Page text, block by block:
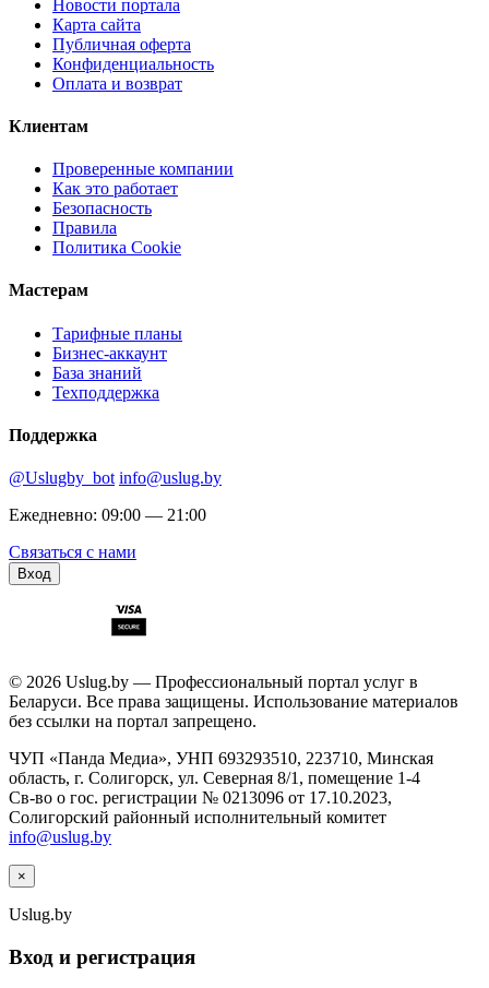
Новости портала
Карта сайта
Публичная оферта
Конфиденциальность
Оплата и возврат
Клиентам
Проверенные компании
Как это работает
Безопасность
Правила
Политика Cookie
Мастерам
Тарифные планы
Бизнес-аккаунт
База знаний
Техподдержка
Поддержка
@Uslugby_bot info@uslug.by
Ежедневно: 09:00 — 21:00
Связаться с нами
Вход
© 2026 Uslug.by — Профессиональный портал услуг в
Беларуси. Все права защищены. Использование материалов
без ссылки на портал запрещено.
ЧУП «Панда Медиа», УНП 693293510, 223710, Минская
область, г. Солигорск, ул. Северная 8/1, помещение 1-4
Св-во о гос. регистрации № 0213096 от 17.10.2023,
Солигорский районный исполнительный комитет
info@uslug.by
×
Uslug.by
Вход и регистрация